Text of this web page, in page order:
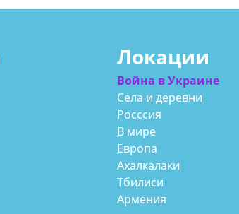
Локации
Война в Украине
Села и деревни
Росссия
В мире
Европа
Ахалкалаки
Тбилиси
Армения